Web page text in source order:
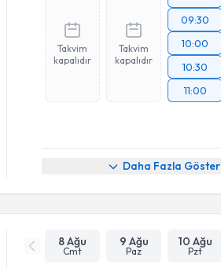
Takvim
kapalıdır
Takvim
kapalıdır
09:30
10:00
10:30
11:00
Daha Fazla Göster
8 Ağu
Cmt
9 Ağu
Paz
10 Ağu
Pzt